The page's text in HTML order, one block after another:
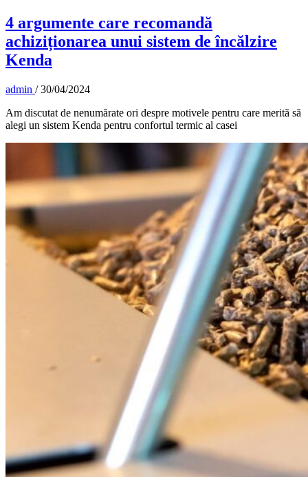
4 argumente care recomandă
achiziționarea unui sistem de încălzire
Kenda
admin /30/04/2024
Am discutat de nenumărate ori despre motivele pentru care merită să
alegi un sistem Kenda pentru confortul termic al casei